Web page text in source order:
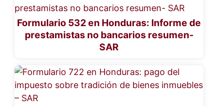
Formulario 532 en Honduras: Informe de
prestamistas no bancarios resumen-
SAR